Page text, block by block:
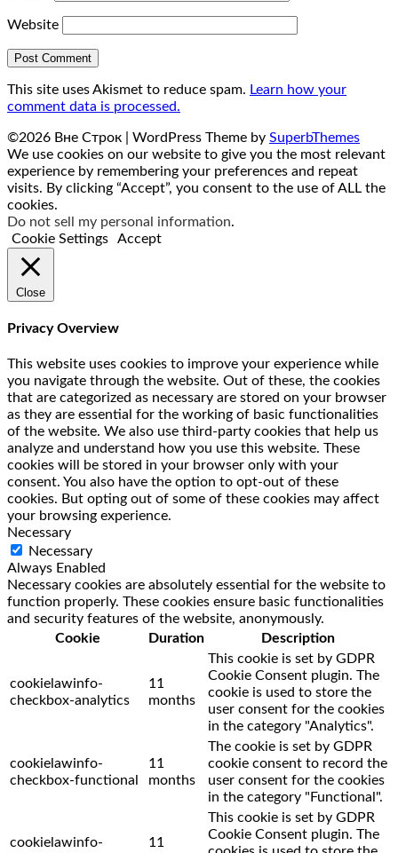
Website
This site uses Akismet to reduce spam. Learn how your
comment data is processed.
©2026 Вне Строк | WordPress Theme by SuperbThemes
We use cookies on our website to give you the most relevant
experience by remembering your preferences and repeat
visits. By clicking “Accept”, you consent to the use of ALL the
cookies.
Do not sell my personal information.
Cookie Settings
Accept
Close
Privacy Overview
This website uses cookies to improve your experience while
you navigate through the website. Out of these, the cookies
that are categorized as necessary are stored on your browser
as they are essential for the working of basic functionalities
of the website. We also use third-party cookies that help us
analyze and understand how you use this website. These
cookies will be stored in your browser only with your
consent. You also have the option to opt-out of these
cookies. But opting out of some of these cookies may affect
your browsing experience.
Necessary
Necessary
Always Enabled
Necessary cookies are absolutely essential for the website to
function properly. These cookies ensure basic functionalities
and security features of the website, anonymously.
Cookie
Duration Description
cookielawinfo-
checkbox-analytics
11
months
This cookie is set by GDPR
Cookie Consent plugin. The
cookie is used to store the
user consent for the cookies
in the category "Analytics".
cookielawinfo-
checkbox-functional
11
months
The cookie is set by GDPR
cookie consent to record the
user consent for the cookies
in the category "Functional".
cookielawinfo-
11
This cookie is set by GDPR
Cookie Consent plugin. The